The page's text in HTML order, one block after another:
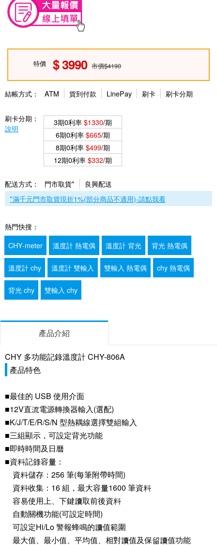
特價 3990 市價$4190
結帳方式： ATM 貨到付款 LinePay 刷卡 刷卡分期
刷卡分期：
說明
3期0利率$1330/期
6期0利率$665/期
8期0利率$499/期
12期0利率$332/期
配送方式： 門市取貨*
良興配送
*滿千元門市取貨現折1%(部分商品不適用)-請點我看
熱門快搜：
CHY-meter
溫度計 熱電偶 溫度計 背光 背光 熱電偶
溫度計 chy 溫度計 雙輸入 雙輸入 熱電偶 chy 熱電偶
背光 chy 雙輸入 chy
產品介紹
CHY 多功能記錄溫度計 CHY-806A
產品特色
■最佳的 USB 使用介面
■12V直流電源轉換器輸入(選配)
■K/J/T/E/R/S/N 型熱耦線選擇雙組輸入
■三組顯示，可設定背光功能
■即時時間及日曆
■資料記錄容量：
資料儲存：256 筆(每筆附帶時間)
資料收集：16 組，最大容量1600 筆資料
容易使用上、下鍵讀取前後資料
自動關機功能(可設定時間)
可設定Hi/Lo 警報蜂鳴的讀值範圍
最大值、最小值、平均值、相對讀值及保留讀值功能